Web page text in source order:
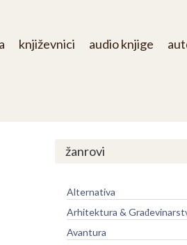
književnici audio knjige
žanrovi
Alternativa
Arhitektura &
Avantura